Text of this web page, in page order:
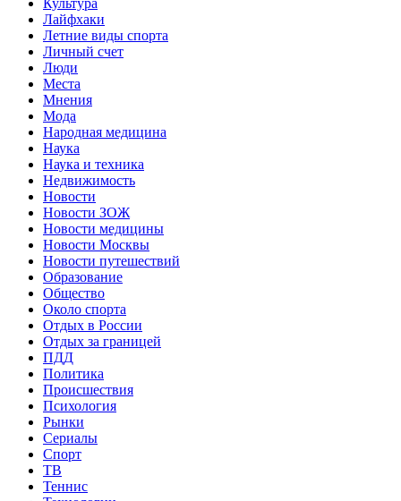
Лайфхаки
Летние виды спорта
Личный счет
Люди
Места
Мнения
Мода
Народная медицина
Наука
Наука и техника
Недвижимость
Новости
Новости ЗОЖ
Новости медицины
Новости Москвы
Новости путешествий
Образование
Общество
Около спорта
Отдых в России
Отдых за границей
ПДД
Политика
Происшествия
Психология
Рынки
Сериалы
Спорт
ТВ
Теннис